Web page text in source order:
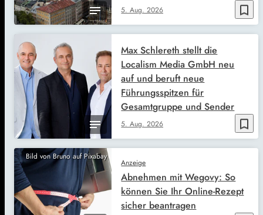
bookmark_border
5. Aug. 2026
bookmark_border
5. Aug. 2026
Max Schlereth stellt die
Localism Media GmbH neu
auf und beruft neue
Führungsspitzen für
Gesamtgruppe und Sender
Bild von Bruno auf Pixabay
Anzeige
Abnehmen mit Wegovy: So
können Sie Ihr Online-Rezept
sicher beantragen